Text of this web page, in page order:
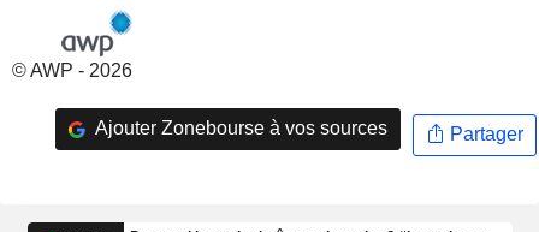
© AWP - 2026
Ajouter Zonebourse à vos sources Partager